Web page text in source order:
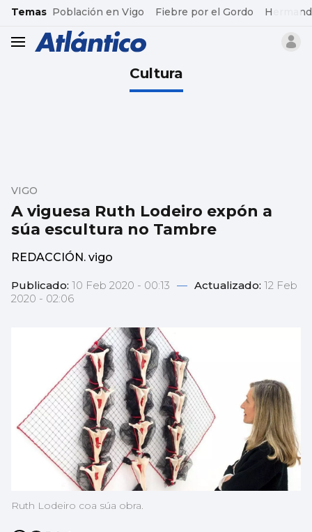
common.go-to-content
Temas Población en Vigo Fiebre por el Gordo
header.menu.open
Cultura
A viguesa Ruth Lodeiro expón a
súa escultura no Tambre
VIGO
REDACCIÓN. vigo
Publicado: 10 Feb 2020 - 00:13 — Actualizado: 12 Feb
2020 - 02:06
Ruth Lodeiro coa súa obra.